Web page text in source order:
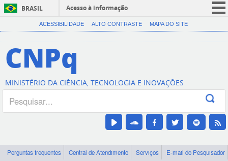
BRASIL
Acesso à informação
CORONAVÍRUS (COVID-19)
Canais
ACESSIBILIDADE ALTO CONTRASTE MAPA DO SITE
CNPq
MINISTÉRIO DA CIÊNCIA, TECNOLOGIA E INOVAÇÕES
Perguntas frequentes Central de Atendimento Serviços
E-mail do Pesquisador